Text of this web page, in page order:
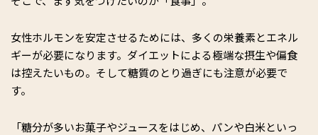
女性ホルモンを安定させるためには、多くの栄養素とエネル
ギーが必要になります。ダイエットによる極端な摂生や偏食
は控えたいもの。そして糖質のとり過ぎにも注意が必要で
す。
「糖分が多いお菓子やジュースをはじめ、パンや白米といっ